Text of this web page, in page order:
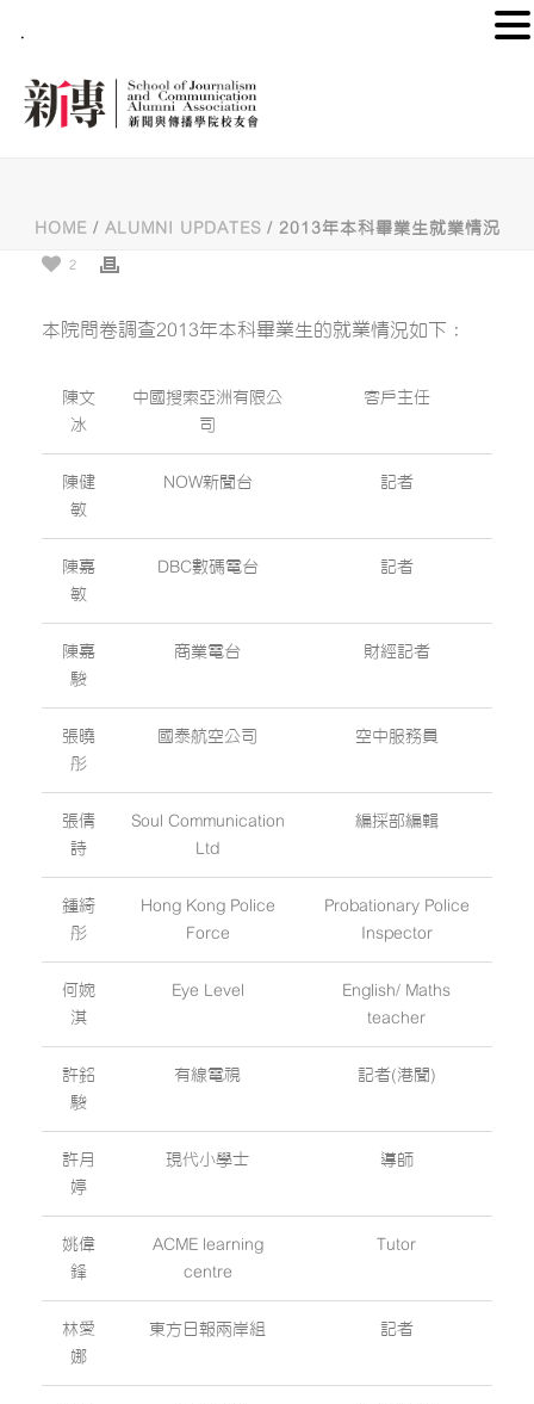
HOME/ ALUMNI UPDATES/ 2013年本科畢業生就業情況
2
本院問卷調查2013年本科畢業生的就業情況如下：
陳文
冰
中國搜索亞洲有限公
司
客戶主任
陳健
敏
NOW新聞台 記者
陳嘉
敏
DBC數碼電台 記者
陳嘉
駿
商業電台 財經記者
張曉
彤
國泰航空公司 空中服務員
張倩
詩
Soul Communication
Ltd
編採部編輯
鍾綺
彤
Hong Kong Police
Force
Probationary Police
Inspector
何婉
淇
Eye Level
English/ Maths
teacher
許銘
駿
有線電視 記者(港聞)
許月
婷
現代小學士 導師
姚偉
鋒
ACME learning
centre
Tutor
林愛
娜
東方日報兩岸組 記者
.